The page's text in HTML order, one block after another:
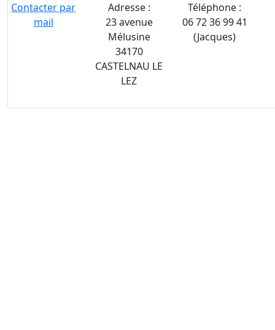
Contacter par
mail
Adresse :
23 avenue
Mélusine
34170
CASTELNAU LE
LEZ
Téléphone :
06 72 36 99 41
(Jacques)